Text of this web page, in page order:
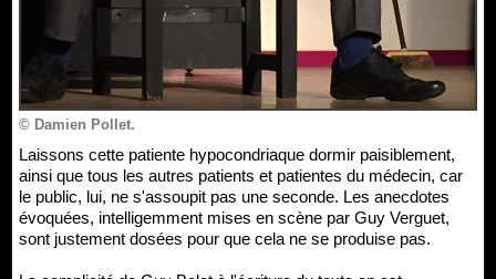
© Damien Pollet.
Laissons cette patiente hypocondriaque dormir paisiblement,
ainsi que tous les autres patients et patientes du médecin, car
le public, lui, ne s'assoupit pas une seconde. Les anecdotes
évoquées, intelligemment mises en scène par Guy Verguet,
sont justement dosées pour que cela ne se produise pas.